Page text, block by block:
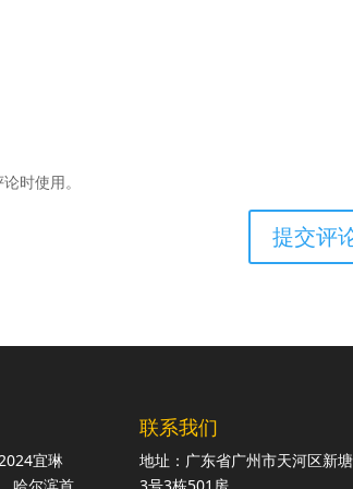
时使用。
宜琳
联系我们
地址：广东省广州市天河区新